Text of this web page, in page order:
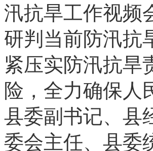
汛抗旱工作视频
研判当前防汛抗
紧压实防汛抗旱
险，全力确保人
县委副书记、县
委会主任、县委